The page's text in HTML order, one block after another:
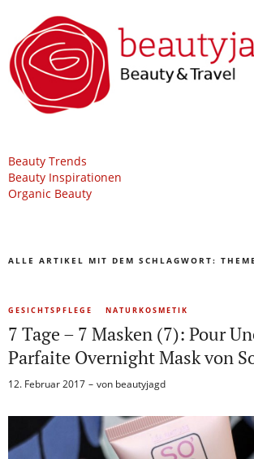
Beauty Trends
Beauty Inspirationen
Organic Beauty
ALLE ARTIKEL MIT DEM SCHLAGWORT:
GESICHTSPFLEGE NATURKOSMETIK
7 Tage – 7 Masken (7): Pour
Parfaite Overnight Mask von
12. Februar 2017 von beautyjagd